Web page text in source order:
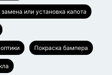
замена или установка капота
Покраска бампера